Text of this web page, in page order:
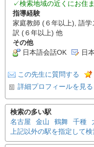
✓検索地域の近くにお住
指導経験
家庭教師 (６年以上), 語
訳 (６年以上) 他
その他
日本語会話OK
日
この先生に質問する
詳細プロフィールを見る
検索の多い駅
名古屋
金山 鶴舞 千種
上記以外の駅を指定して検